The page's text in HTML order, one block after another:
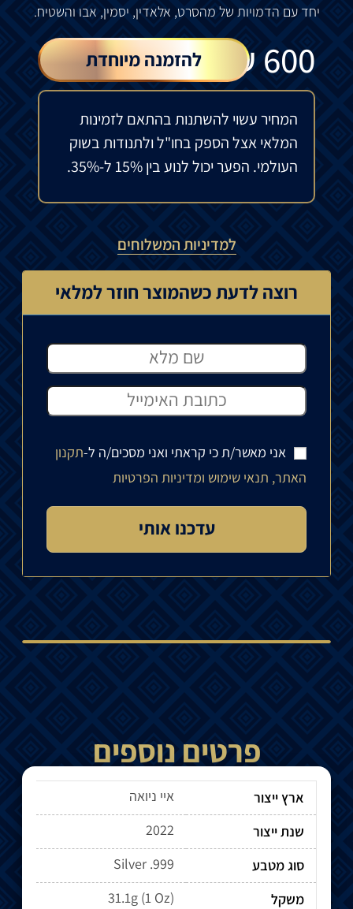
יחד עם הדמויות של מהסרט, אלאדין, יסמין, אבו והשטיח.
600
₪ להזמנה מיוחדת
המחיר עשוי להשתנות בהתאם לזמינות
המלאי אצל הספק בחו"ל ולתנודות בשוק
העולמי. הפער יכול לנוע בין 15% ל-35%.
למדיניות המשלוחים
רוצה לדעת כשהמוצר חוזר למלאי
אני מאשר/ת כי קראתי ואני מסכים/ה ל-תקנון
האתר, תנאי שימוש ומדיניות הפרטיות
פרטים נוספים
ארץ ייצור
איי ניואה
שנת ייצור
2022
סוג מטבע
Silver .999
משקל
31.1g (1 Oz)